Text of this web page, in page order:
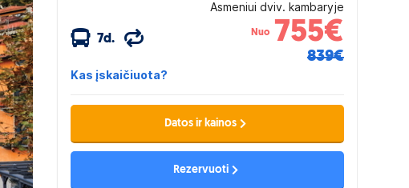
Asmeniui dviv. kambaryje
7d.
Nuo 755€
839€
Kas įskaičiuota?
Datos ir kainos
Rezervuoti